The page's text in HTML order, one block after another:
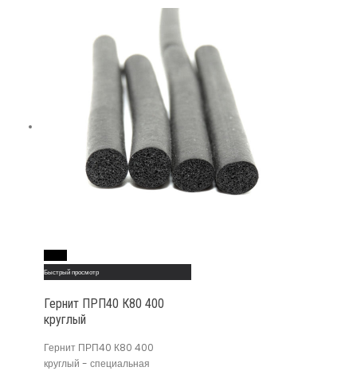
Быстрый просмотр
Гернит ПРП40 К80 400
круглый
Гернит ПРП40 К80 400
круглый - специальная